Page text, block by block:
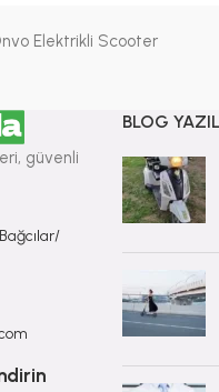
Elektrikli Scooter
güvenli
BLOG